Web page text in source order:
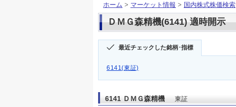
ホーム > マーケット情報 > 国内株式株価検索
ＤＭＧ森精機(6141) 適時開示
最近チェックした銘柄･指標
6141(東証)
6141 ＤＭＧ森精機 東証